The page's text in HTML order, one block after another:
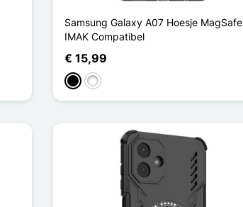
Samsung Galaxy A07 Hoesje MagSafe
IMAK Compatibel
€ 15,99
ZwartWit